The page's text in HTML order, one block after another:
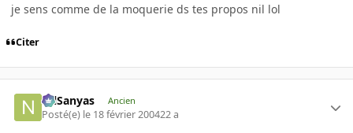
je sens comme de la moquerie ds tes propos nil lol
Citer
NilSanyas Ancien
Posté(e) le 18 février 200422 a